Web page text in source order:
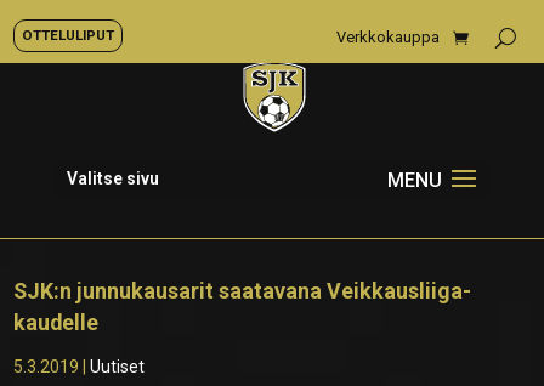
OTTELULIPUT Verkkokauppa
Valitse sivu
SJK:n junnukausarit saatavana Veikkausliiga-
kaudelle
5.3.2019 |Uutiset